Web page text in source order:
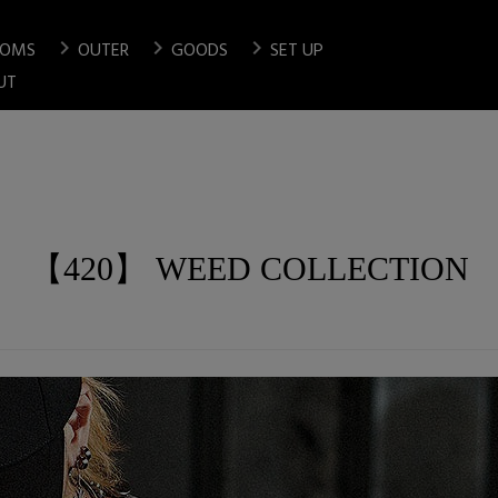
chevron_right OUTER chevron_right GOODS chevron_right SET UP
【420】 WEED COLLECTION